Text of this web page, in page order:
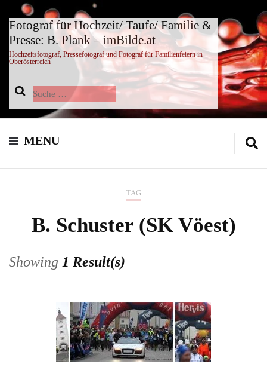
Fotograf für Hochzeit/ Taufe/ Familie &
Presse: B. Plank – imBilde.at
Hochzeitsfotograf, Pressefotograf und Fotograf für Familienfeiern in
Oberösterreich
Suche
nach:
MENU
TAG
B. Schuster (SK Vöest)
Showing 1 Result(s)